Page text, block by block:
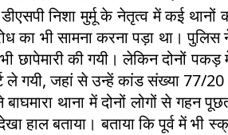
निशा मुर्मू के नेतृत्व में कई थानों
का भी सामना करना पड़ा था।
छापेमारी की गयी। लेकिन दोनों
ले गयी, जहां से उन्हें कांड संख्या 77/
थाना में दोनों लोगों से गहन
हाल बताया। बताया कि पूर्व में भी